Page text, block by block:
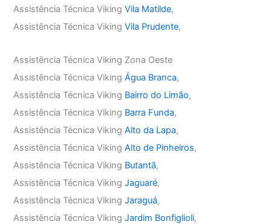
Assistência Técnica VikingVila Matilde,
Assistência Técnica VikingVila Prudente,
Assistência Técnica Viking Zona Oeste
Assistência Técnica VikingÁgua Branca,
Assistência Técnica Viking Bairro do Limão,
Assistência Técnica Viking Barra Funda,
Assistência Técnica VikingAlto da Lapa,
Assistência Técnica VikingAlto de Pinheiros,
Assistência Técnica Viking Butantã,
Assistência Técnica VikingJaguaré,
Assistência Técnica VikingJaraguá,
Assistência Técnica VikingJardim Bonfiglioli,